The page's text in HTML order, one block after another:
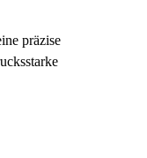
präzise